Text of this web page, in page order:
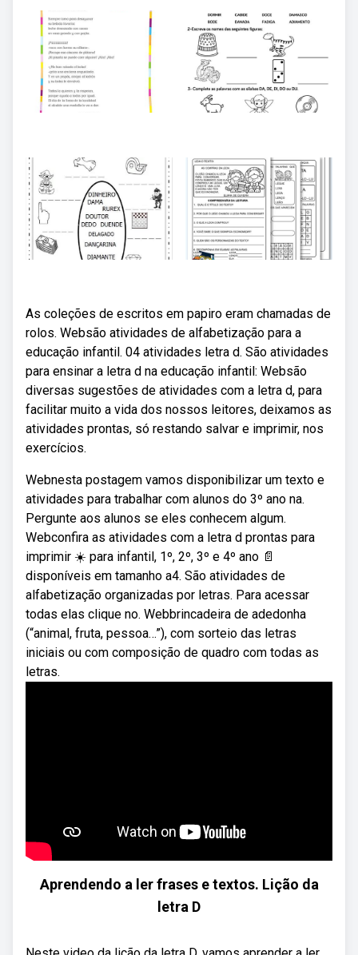
As coleções de escritos em papiro eram chamadas de
rolos. Websão atividades de alfabetização para a
educação infantil. 04 atividades letra d. São atividades
para ensinar a letra d na educação infantil: Websão
diversas sugestões de atividades com a letra d, para
facilitar muito a vida dos nossos leitores, deixamos as
atividades prontas, só restando salvar e imprimir, nos
exercícios.
Webnesta postagem vamos disponibilizar um texto e
atividades para trabalhar com alunos do 3º ano na.
Pergunte aos alunos se eles conhecem algum.
Webconfira as atividades com a letra d prontas para
imprimir ☀️ para infantil, 1º, 2º, 3º e 4º ano 📄
disponíveis em tamanho a4. São atividades de
alfabetização organizadas por letras. Para acessar
todas elas clique no. Webbrincadeira de adedonha
(“animal, fruta, pessoa…”), com sorteio das letras
iniciais ou com composição de quadro com todas as
letras.
Aprendendo a ler frases e textos. Lição da
letra D